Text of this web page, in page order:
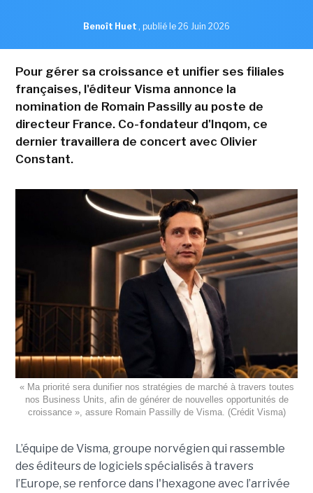
Benoît Huet , publié le 26 Juin 2026
Pour gérer sa croissance et unifier ses filiales
françaises, l'éditeur Visma annonce la
nomination de Romain Passilly au poste de
directeur France. Co-fondateur d'Inqom, ce
dernier travaillera de concert avec Olivier
Constant.
« Ma priorité sera dunifier nos stratégies de marché à travers toutes
nos Business Units, afin de générer de nouvelles opportunités de
croissance », assure Romain Passilly de Visma. (Crédit Visma)
L’équipe de Visma, groupe norvégien qui rassemble
des éditeurs de logiciels spécialisés à travers
l’Europe, se renforce dans l'hexagone avec l’arrivée